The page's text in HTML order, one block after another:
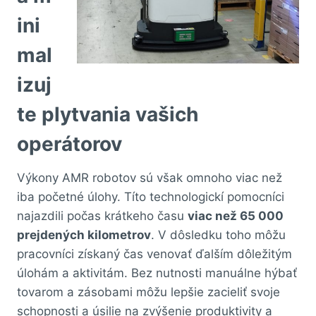
ini
mal
izuj
te plytvania vašich
operátorov
Výkony AMR robotov sú však omnoho viac než
iba početné úlohy. Títo technologickí pomocníci
najazdili počas krátkeho času viac než 65 000
prejdených kilometrov. V dôsledku toho môžu
pracovníci získaný čas venovať ďalším dôležitým
úlohám a aktivitám. Bez nutnosti manuálne hýbať
tovarom a zásobami môžu lepšie zacieliť svoje
schopnosti a úsilie na zvýšenie produktivity a